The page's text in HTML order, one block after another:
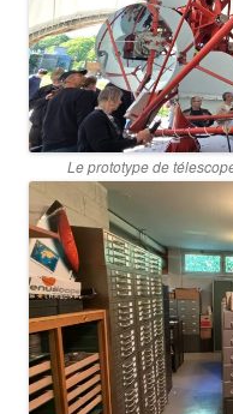
Le prototype de